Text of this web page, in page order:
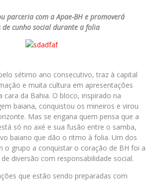
parceria com a Apae-BH e promoverá
de cunho social durante a folia
sétimo ano consecutivo, traz à capital
e muita cultura em apresentações
cara da Bahia. O bloco, inspirado na
baiana, conquistou os mineiros e virou
Mas se engana quem pensa que a
só no axé e sua fusão entre o samba,
baiano que dão o ritmo à folia. Um dos
o grupo a conquistar o coração de BH foi a
diversão com responsabilidade social.
que estão sendo preparadas com